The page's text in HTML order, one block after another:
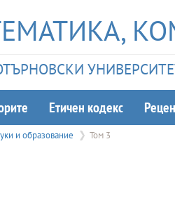
Етичeн кодекс
и образование Том 3